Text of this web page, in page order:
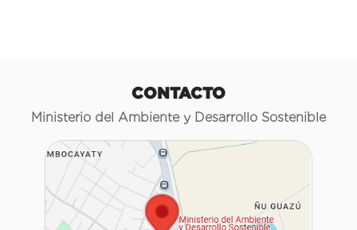
CONTACTO
Ministerio del Ambiente y Desarrollo Sostenible